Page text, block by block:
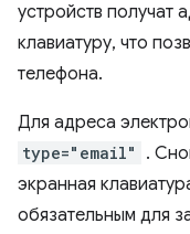
устройств получат
клавиатуру, что
телефона.
Для адреса
type="email"
.
экранная
обязательным для